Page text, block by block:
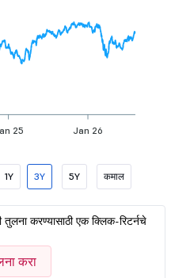
25 Jan 26
1Y 3Y 5Y कमाल
करण्यासाठी एक क्लिक-रिटर्नचे
करा